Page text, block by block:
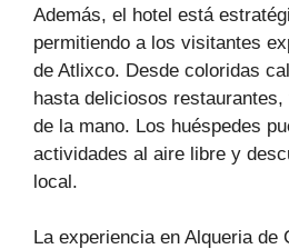
Además, el hotel está
permitiendo a los visitantes
de Atlixco. Desde coloridas
hasta deliciosos
de la mano. Los huéspedes
actividades al aire libre y
local.
La experiencia en Alqueria de